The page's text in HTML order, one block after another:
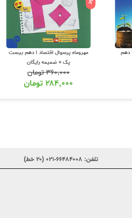
مهروماه پرسوال اقتصاد 1 دهم بیست
پک + ضمیمه رایگان
۳۶۰,۰۰۰تومان
۲۸۴,۰۰۰ تومان
تلفن: ۶۶۴۸۴۰۰۸-۰۲۱ (۲۰ خط)